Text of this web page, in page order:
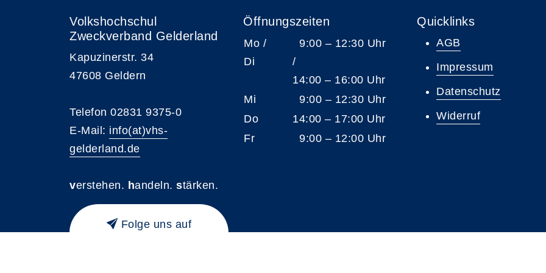
Volkshochschul
Zweckverband Gelderland
Kapuzinerstr. 34
47608 Geldern
Telefon 02831 9375-0
E-Mail: info(at)vhs-
gelderland.de
verstehen. handeln. stärken.
Folge uns auf
Öffnungszeiten
Mo /
Di
9:00 – 12:30 Uhr
/
14:00 – 16:00 Uhr
Mi
9:00 – 12:30 Uhr
Do
14:00 – 17:00 Uhr
Fr
9:00 – 12:00 Uhr
Quicklinks
AGB
Impressum
Datenschutz
Widerruf